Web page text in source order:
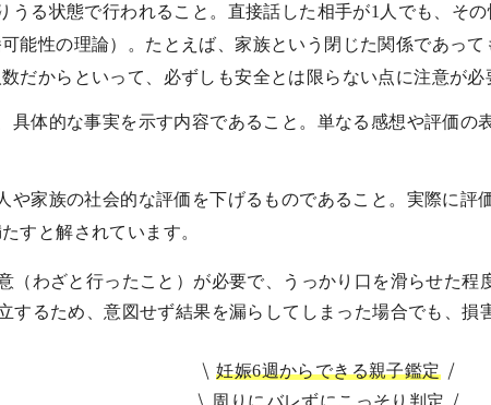
うる状態で行われること。直接話した相手が1人でも、そ
能性の理論）。たとえば、家族という閉じた関係であっ
だからといって、必ずしも安全とは限らない点に注意が必
具体的な事実を示す内容であること。単なる感想や評価
や家族の社会的な評価を下げるものであること。実際に
すと解されています。
（わざと行ったこと）が必要で、うっかり口を滑らせた
するため、意図せず結果を漏らしてしまった場合でも、損
妊娠6週からできる親子鑑定
周りにバレずにこっそり判定